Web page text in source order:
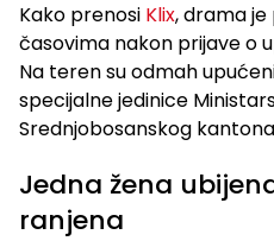
Kako prenosi Klix, drama
časovima nakon prijave o
Na teren su odmah
specijalne jedinice
Srednjobosanskog
Jedna žena
ranjena